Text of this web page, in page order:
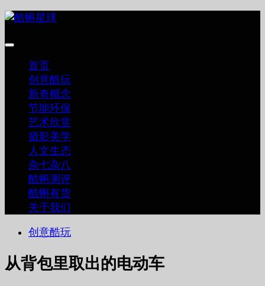
跳
内
首页
创意酷玩
新奇概念
节能环保
艺术欣赏
摄影美学
人文生态
杂七杂八
酷蝌测评
酷蝌有货
关于我们
创意酷玩
从背包里取出的电动车